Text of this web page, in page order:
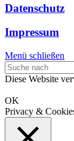
Datenschutz
Impressum
Menü schließen
Diese Website
OK
Privacy &